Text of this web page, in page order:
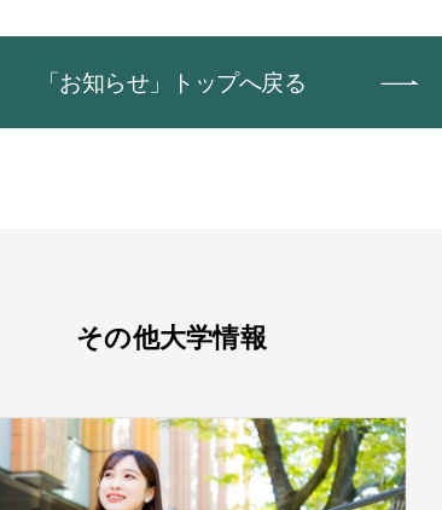
「お知らせ」トップへ戻る
その他大学情報